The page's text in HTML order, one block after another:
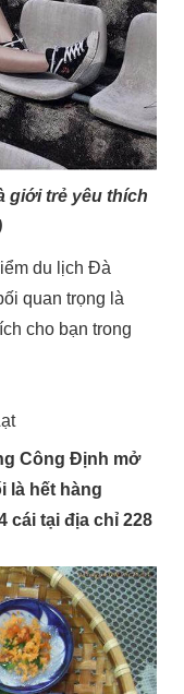
giới trẻ yêu thích
du lịch Đà
quan trọng là
cho bạn trong
Công Định mở
là hết hàng
cái tại địa chỉ 228